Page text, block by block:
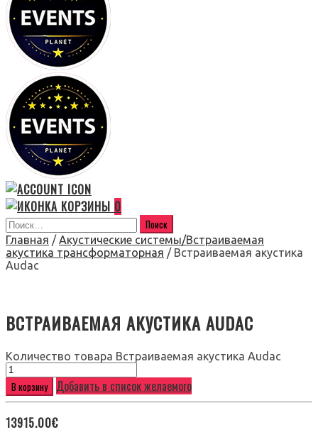
0
Главная / Акустические системы/Встраиваемая
акустика трансформаторная / Встраиваемая акустика
Audac
ВСТРАИВАЕМАЯ АКУСТИКА AUDAC
Количество товара Встраиваемая акустика Audac
В корзину Добавить в список желаемого
13915.00€